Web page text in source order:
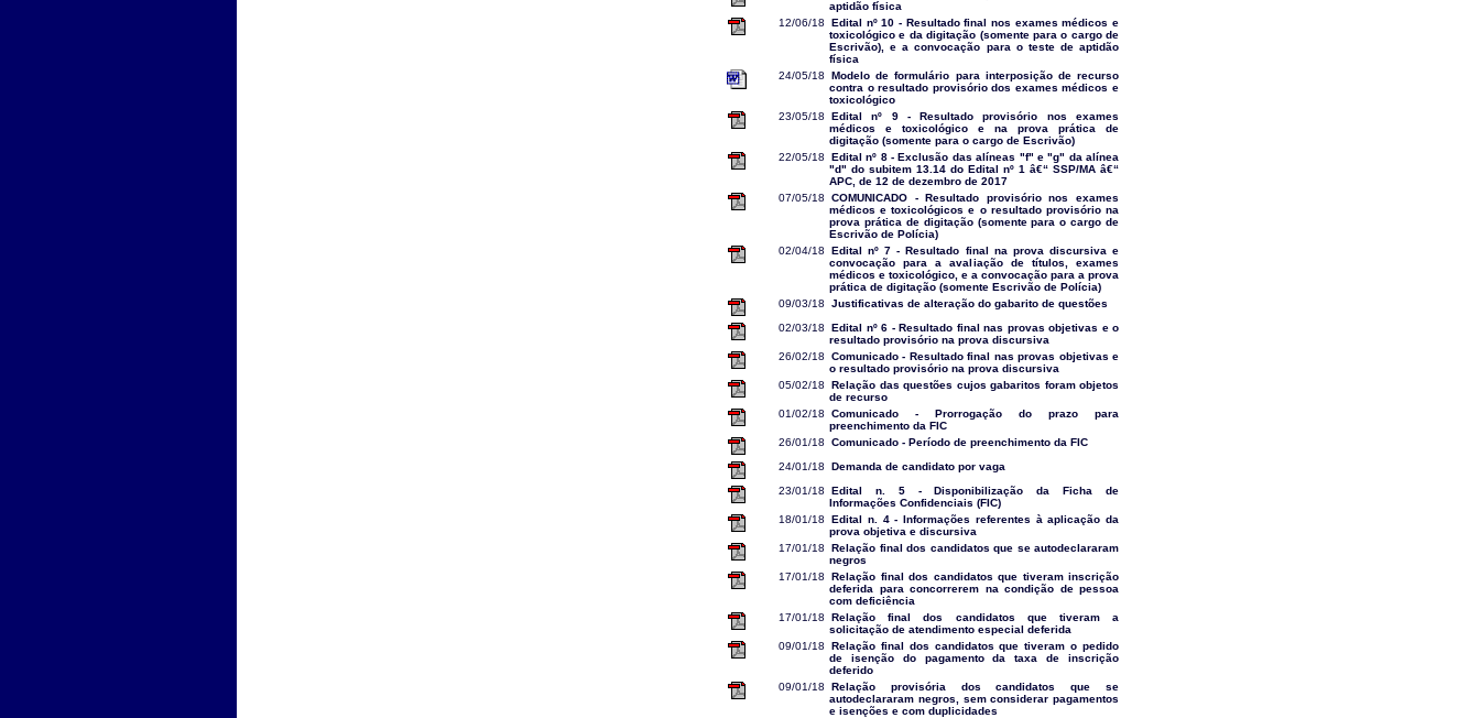
aptidão física
12/06/18
Edital nº 10 - Resultado final nos exames médicos e
toxicológico e da digitação (somente para o cargo de
Escrivão), e a convocação para o teste de aptidão
física
24/05/18
Modelo de formulário para interposição de recurso
contra o resultado provisório dos exames médicos e
toxicológico
23/05/18
Edital nº 9 - Resultado provisório nos exames
médicos e toxicológico e na prova prática de
digitação (somente para o cargo de Escrivão)
22/05/18
Edital nº 8 - Exclusão das alíneas "f" e "g" da alínea
"d" do subitem 13.14 do Edital nº 1 â€“ SSP/MA â€“
APC, de 12 de dezembro de 2017
07/05/18
COMUNICADO - Resultado provisório nos exames
médicos e toxicológicos e o resultado provisório na
prova prática de digitação (somente para o cargo de
Escrivão de Polícia)
02/04/18
Edital nº 7 - Resultado final na prova discursiva e
convocação para a avaliação de títulos, exames
médicos e toxicológico, e a convocação para a prova
prática de digitação (somente Escrivão de Polícia)
09/03/18
Justificativas de alteração do gabarito de questões
02/03/18
Edital nº 6 - Resultado final nas provas objetivas e o
resultado provisório na prova discursiva
26/02/18
Comunicado - Resultado final nas provas objetivas e
o resultado provisório na prova discursiva
05/02/18
Relação das questões cujos gabaritos foram objetos
de recurso
01/02/18
Comunicado - Prorrogação do prazo para
preenchimento da FIC
26/01/18
Comunicado - Período de preenchimento da FIC
24/01/18
Demanda de candidato por vaga
23/01/18
Edital n. 5 - Disponibilização da Ficha de
Informações Confidenciais (FIC)
18/01/18
Edital n. 4 - Informações referentes à aplicação da
prova objetiva e discursiva
17/01/18
Relação final dos candidatos que se autodeclararam
negros
17/01/18
Relação final dos candidatos que tiveram inscrição
deferida para concorrerem na condição de pessoa
com deficiência
17/01/18
Relação final dos candidatos que tiveram a
solicitação de atendimento especial deferida
09/01/18
Relação final dos candidatos que tiveram o pedido
de isenção do pagamento da taxa de inscrição
deferido
09/01/18
Relação provisória dos candidatos que se
autodeclararam negros, sem considerar pagamentos
e isenções e com duplicidades